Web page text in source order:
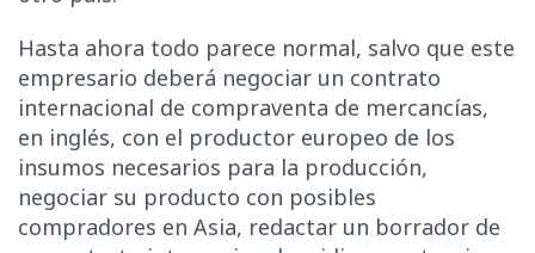
Hasta ahora todo parece normal, salvo que este
empresario deberá negociar un contrato
internacional de compraventa de mercancías,
en inglés, con el productor europeo de los
insumos necesarios para la producción,
negociar su producto con posibles
compradores en Asia, redactar un borrador de